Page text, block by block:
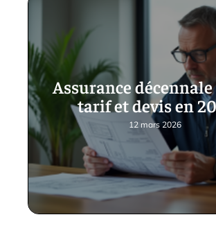
Assurance
tarif et devis en
12 mars 2026